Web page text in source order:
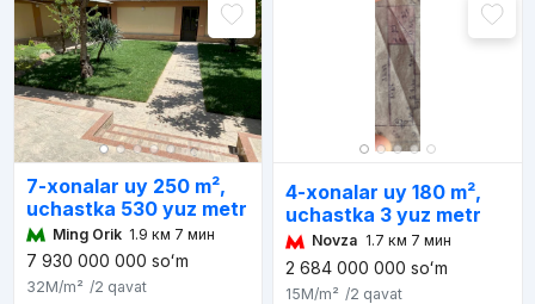
7-xonalar uy 250 m²,
uchastka 530 yuz metr
Ming Orik 1.9 км 7 мин
7 930 000 000 soʻm
32M/m² /2 qavat
4-xonalar uy 180 m²,
uchastka 3 yuz metr
Novza 1.7 км 7 мин
2 684 000 000 soʻm
15M/m² /2 qavat